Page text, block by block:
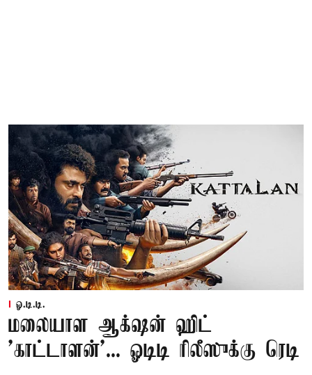
ஓ.டி.டி.
மலையாள ஆக்‌ஷன் ஹிட்
'காட்டாளன்'... ஓடிடி ரிலீஸுக்கு ரெடி